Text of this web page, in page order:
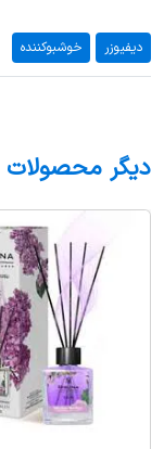
دیفیوزر خوشبوکننده
دیگر محصولات